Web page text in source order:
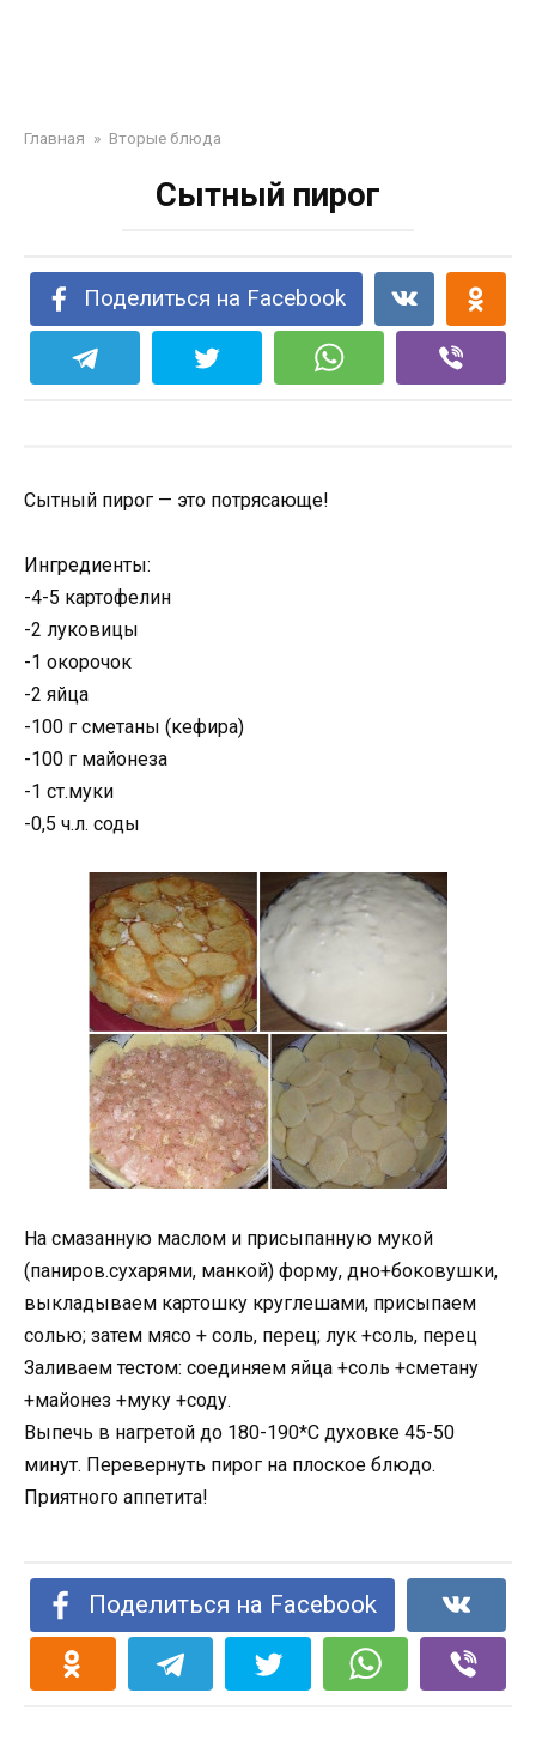
Главная » Вторые блюда
Сытный пирог
Поделиться на Facebook
Сытный пирог — это потрясающе!
Ингредиенты:
-4-5 картофелин
-2 луковицы
-1 окорочок
-2 яйца
-100 г сметаны (кефира)
-100 г майонеза
-1 ст.муки
-0,5 ч.л. соды
На смазанную маслом и присыпанную мукой
(паниров.сухарями, манкой) форму, дно+боковушки,
выкладываем картошку круглешами, присыпаем
солью; затем мясо + соль, перец; лук +соль, перец
Заливаем тестом: соединяем яйца +соль +сметану
+майонез +муку +соду.
Выпечь в нагретой до 180-190*С духовке 45-50
минут. Перевернуть пирог на плоское блюдо.
Приятного аппетита!
Поделиться на Facebook